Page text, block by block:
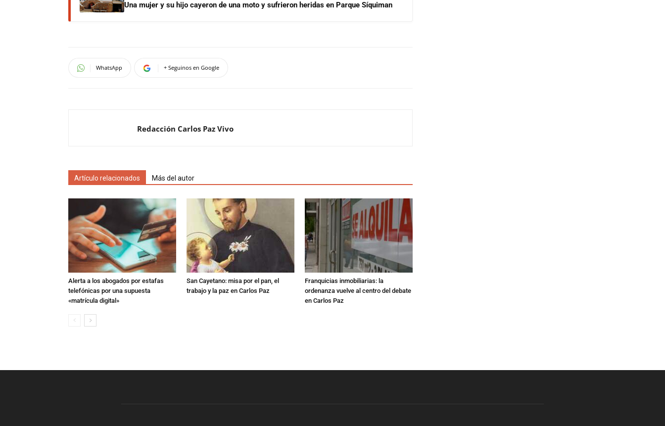
Una mujer y su hijo cayeron de una moto y sufrieron heridas en Parque Síquiman
WhatsApp + Seguinos en Google
Redacción Carlos Paz Vivo
Artículo relacionados Más del autor
Alerta a los abogados por estafas
telefónicas por una supuesta
«matrícula digital»
San Cayetano: misa por el pan, el
trabajo y la paz en Carlos Paz
Franquicias inmobiliarias: la
ordenanza vuelve al centro del debate
en Carlos Paz